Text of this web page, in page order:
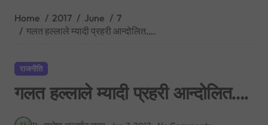
Home 2017 June
7
गलत हल्लाले म्यादी प्रहरी आन्दोलित….
राजनीति
गलत हल्लाले म्यादी प्रहरी आन्दोलित….